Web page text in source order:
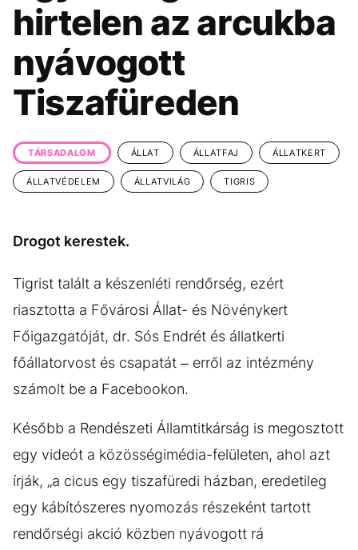
KÖZÉLET
ÉLETMÓD DESIGN
BESZÉLGETÉSEK ARCOK
VIDEÓ TÖRTÉNETEK
hirtelen az arcukba
nyávogott
Tiszafüreden
TÁRSADALOM ÁLLAT ÁLLATFAJ ÁLLATKERT
ÁLLATVÉDELEM ÁLLATVILÁG TIGRIS
Drogot kerestek.
Tigrist talált a készenléti rendőrség, ezért
riasztotta a Fővárosi Állat- és Növénykert
Főigazgatóját, dr. Sós Endrét és állatkerti
főállatorvost és csapatát – erről az intézmény
számolt be a Facebookon.
Később a Rendészeti Államtitkárság is megosztott
egy videót a közösségimédia-felületen, ahol azt
írják, „a cicus egy tiszafüredi házban, eredetileg
egy kábítószeres nyomozás részeként tartott
rendőrségi akció közben nyávogott rá